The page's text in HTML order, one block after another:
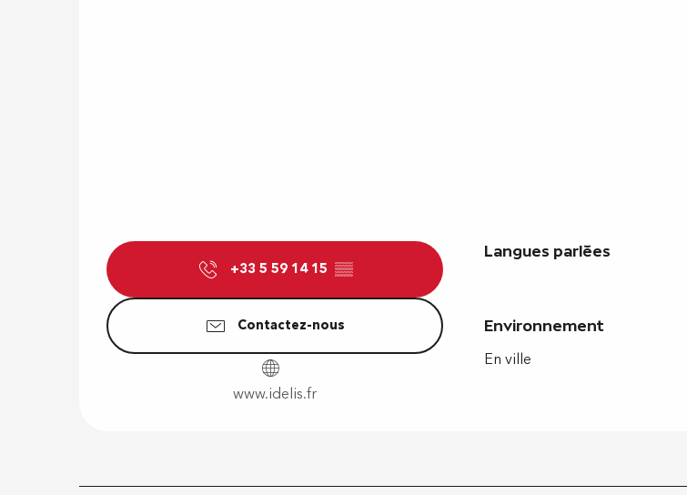
+33 5 59 14 15 ▒▒
Contactez-nous
www.idelis.fr
Langues parlées
Langues parlées
Environnement
Environnement
En ville